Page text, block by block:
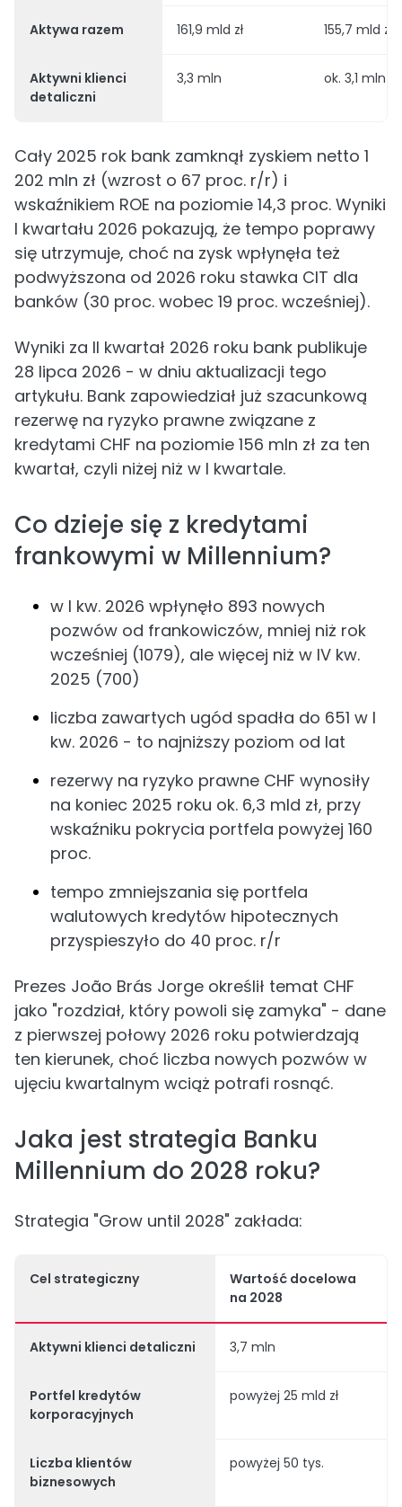
Aktywa razem 161,9 mld zł 155,7 mld zł
Aktywni klienci
detaliczni
3,3 mln ok. 3,1 mln
Cały 2025 rok bank zamknął zyskiem netto 1
202 mln zł (wzrost o 67 proc. r/r) i
wskaźnikiem ROE na poziomie 14,3 proc. Wyniki
I kwartału 2026 pokazują, że tempo poprawy
się utrzymuje, choć na zysk wpłynęła też
podwyższona od 2026 roku stawka CIT dla
banków (30 proc. wobec 19 proc. wcześniej).
Wyniki za II kwartał 2026 roku bank publikuje
28 lipca 2026 - w dniu aktualizacji tego
artykułu. Bank zapowiedział już szacunkową
rezerwę na ryzyko prawne związane z
kredytami CHF na poziomie 156 mln zł za ten
kwartał, czyli niżej niż w I kwartale.
Co dzieje się z kredytami
frankowymi w Millennium?
w I kw. 2026 wpłynęło 893 nowych
pozwów od frankowiczów, mniej niż rok
wcześniej (1079), ale więcej niż w IV kw.
2025 (700)
liczba zawartych ugód spadła do 651 w I
kw. 2026 - to najniższy poziom od lat
rezerwy na ryzyko prawne CHF wynosiły
na koniec 2025 roku ok. 6,3 mld zł, przy
wskaźniku pokrycia portfela powyżej 160
proc.
tempo zmniejszania się portfela
walutowych kredytów hipotecznych
przyspieszyło do 40 proc. r/r
Prezes João Brás Jorge określił temat CHF
jako "rozdział, który powoli się zamyka" - dane
z pierwszej połowy 2026 roku potwierdzają
ten kierunek, choć liczba nowych pozwów w
ujęciu kwartalnym wciąż potrafi rosnąć.
Jaka jest strategia Banku
Millennium do 2028 roku?
Strategia "Grow until 2028" zakłada:
Cel strategiczny
Wartość docelowa
na 2028
Aktywni klienci detaliczni 3,7 mln
Portfel kredytów
korporacyjnych
powyżej 25 mld zł
Liczba klientów
biznesowych
powyżej 50 tys.